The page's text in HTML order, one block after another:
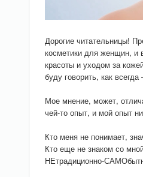
Дорогие читательницы!
косметики для женщин, и
красоты и уходом за
буду говорить, как
Мое мнение, может,
чей-то опыт, и мой опыт
Кто меня не понимает,
Кто еще не знаком со
НЕтрадиционно-